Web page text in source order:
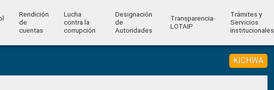
Rendición
de
cuentas
Lucha
contra la
corrupción
Designación
de
Autoridades
Transparencia-
LOTAIP
Trámites y
Servicios
institucionales
KICHWA